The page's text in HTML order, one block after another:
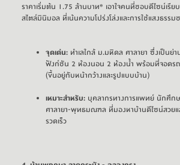
ราคาเริ่มต้น 1.75 ล้านบาท* เอาใจคนที่ชอบดีไซน์เรี
สไตล์มินิมอล ที่เน้นความโปร่งโล่งและการใช้แสงธรรม
จุดเด่น:ทำเลใกล้ ม.มหิดล ศาลายา ซึ่งเป็นย่า
ฟังก์ชัน 2 ห้องนอน 2 ห้องน้ำ พร้อมที่จอดร
(ขึ้นอยู่กับหน้ากว้างและรูปแบบบ้าน)
เหมาะสำหรับ:บุคลากรทางการแพทย์ นักศึก
ศาลายา-พุทธมณฑล ที่มองหาบ้านดีไซน์สวยแล
รวดเร็ว